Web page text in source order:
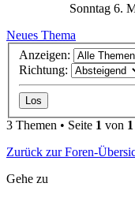
Sonntag 6.
Neues Thema
Anzeigen:
Richtung:
3 Themen • Seite 1 von 1
Zurück zur Foren-
Gehe zu